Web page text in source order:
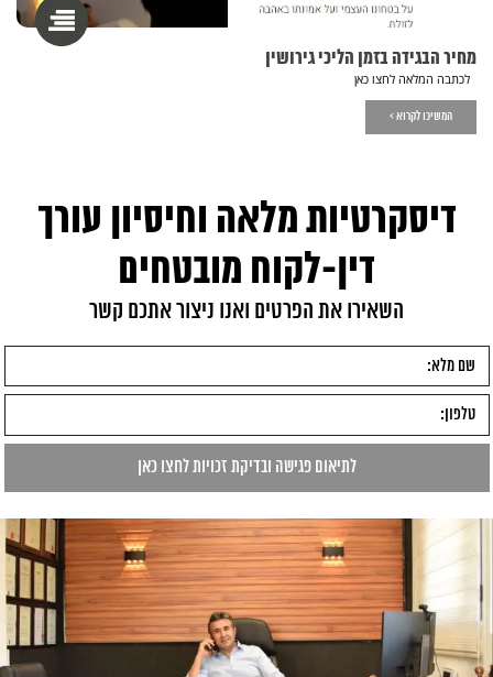
מחיר הבגידה בזמן הליכי גירושין
לכתבה המלאה לחצו כאן
המשיכו לקרוא >
דיסקרטיות מלאה וחיסיון עורך
דין-לקוח מובטחים
השאירו את הפרטים ואנו ניצור אתכם קשר